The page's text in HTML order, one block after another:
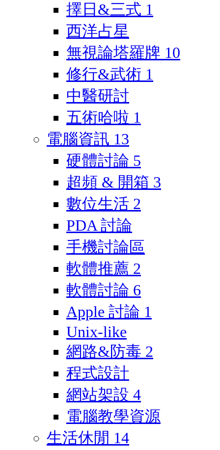
擇日&三式 1
西洋占星
無視論塔羅牌 10
修行&武術 1
中醫研討
五術哈啦 1
電腦資訊 13
硬體討論 5
超頻 & 開箱 3
數位生活 2
PDA 討論
手機討論區
軟體推薦 2
軟體討論 6
Apple 討論 1
Unix-like
網路&防毒 2
程式設計
網站架設 4
電腦教學資源
生活休閒 14